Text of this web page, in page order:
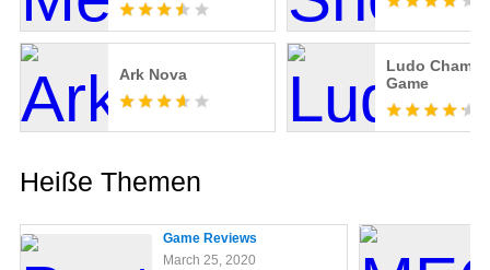
Ark Nova
Ludo Champs
Game
Heiße Themen
Game Reviews
March 25, 2020